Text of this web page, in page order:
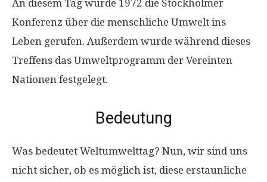
An diesem Tag wurde 1972 die Stockholmer
Konferenz über die menschliche Umwelt ins
Leben gerufen. Außerdem wurde während dieses
Treffens das Umweltprogramm der Vereinten
Nationen festgelegt.
Bedeutung
Was bedeutet Weltumwelttag? Nun, wir sind uns
nicht sicher, ob es möglich ist, diese erstaunliche